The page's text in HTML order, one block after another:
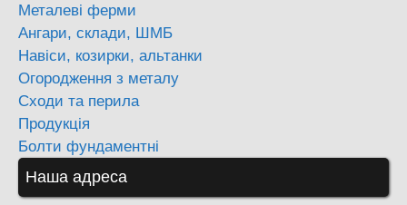
Металеві ферми
Ангари, склади, ШМБ
Навіси, козирки, альтанки
Огородження з металу
Сходи та перила
Продукція
Болти фундаментні
Наша адреса